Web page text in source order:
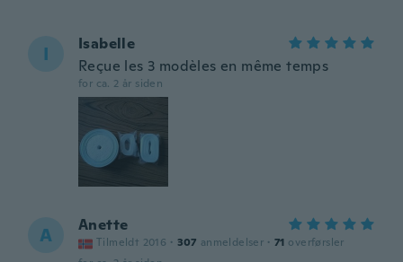
I
Isabelle
Reçue les 3 modèles en même temps
for ca. 2 år siden
A Anette
Tilmeldt 2016 · 307 anmeldelser · 71 overførsler